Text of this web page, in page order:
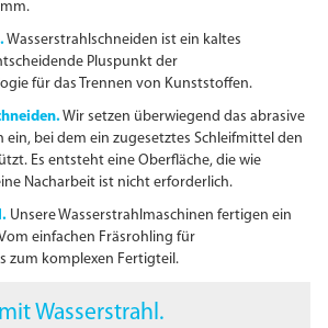
Wasserstrahl­schneiden ist ein kaltes
Pluspunkt der
für das Trennen von Kunststoffen.
Wir setzen überwiegend das abrasive
ein, bei dem ein zugesetztes Schleifmittel den
Es entsteht eine Oberfläche, die wie
Nacharbeit ist nicht erforderlich.
Unsere Wasserstrahlmaschinen fertigen ein
einfachen Fräsrohling für
zum komplexen Fertigteil.
Wasser­strahl.